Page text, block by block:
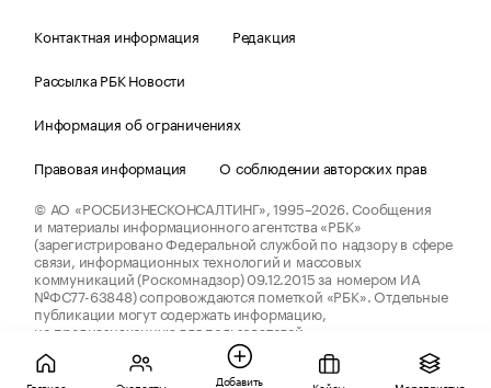
Контактная информация
Редакция
Рассылка РБК Новости
Информация об ограничениях
Правовая информация
О соблюдении авторских прав
© АО «РОСБИЗНЕСКОНСАЛТИНГ»,1995–2026.Сообщения
и материалы информационного агентства «РБК»
(зарегистрировано Федеральной службой по надзору в сфере
связи, информационных технологий и массовых
коммуникаций (Роскомнадзор) 09.12.2015 за номером ИА
№ФС77-63848) сопровождаются пометкой «РБК». Отдельные
публикации могут содержать информацию,
не предназначенную для пользователей
до 18 лет.
companycardsfeedback@rbc.ru
Добавить